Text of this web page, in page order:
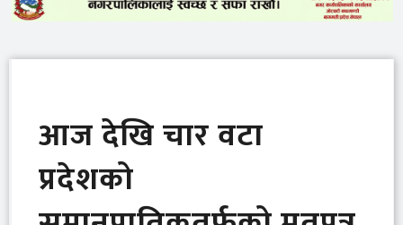
आज देखि चार वटा
प्रदेशको